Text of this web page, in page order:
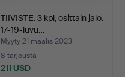
TIIVISTE. 3 kpl, osittain jalo.
17-19-luvu…
Myyty 21 maalis 2023
8 tarjousta
211 USD